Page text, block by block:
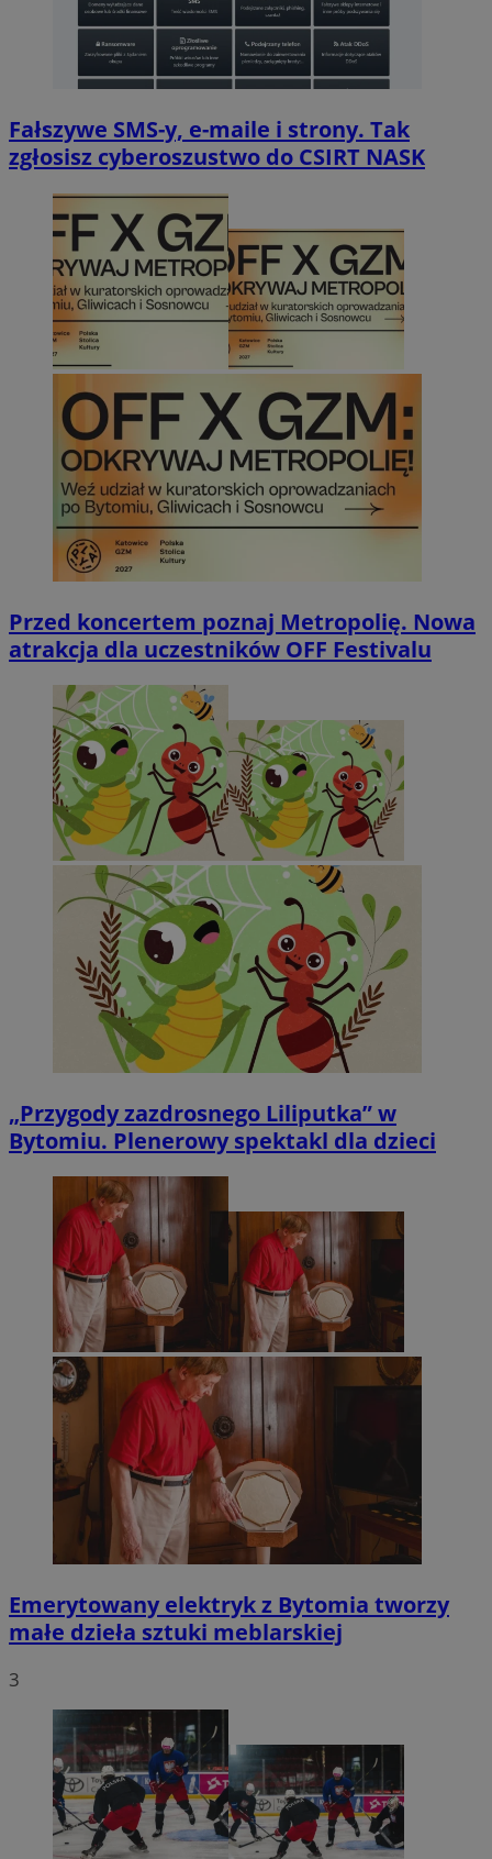
Fałszywe SMS-y, e-maile i strony. Tak
zgłosisz cyberoszustwo do CSIRT NASK
Przed koncertem poznaj Metropolię. Nowa
atrakcja dla uczestników OFF Festivalu
„Przygody zazdrosnego Liliputka” w
Bytomiu. Plenerowy spektakl dla dzieci
Emerytowany elektryk z Bytomia tworzy
małe dzieła sztuki meblarskiej
3